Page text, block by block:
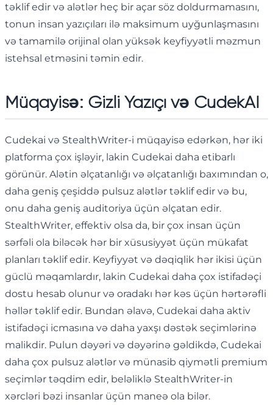
təklif edir və alətlər heç bir açar söz doldurmamasını,
tonun insan yazıçıları ilə maksimum uyğunlaşmasını
və tamamilə orijinal olan yüksək keyfiyyətli məzmun
istehsal etməsini təmin edir.
Müqayisə: Gizli Yazıçı və CudekAI
Cudekai və StealthWriter-i müqayisə edərkən, hər iki
platforma çox işləyir, lakin Cudekai daha etibarlı
görünür. Alətin əlçatanlığı və əlçatanlığı baxımından o,
daha geniş çeşiddə pulsuz alətlər təklif edir və bu,
onu daha geniş auditoriya üçün əlçatan edir.
StealthWriter, effektiv olsa da, bir çox insan üçün
sərfəli ola biləcək hər bir xüsusiyyət üçün mükafat
planları təklif edir. Keyfiyyət və dəqiqlik hər ikisi üçün
güclü məqamlardır, lakin Cudekai daha çox istifadəçi
dostu hesab olunur və oradakı hər kəs üçün hərtərəfli
həllər təklif edir. Bundan əlavə, Cudekai daha aktiv
istifadəçi icmasına və daha yaxşı dəstək seçimlərinə
malikdir. Pulun dəyəri və dəyərinə gəldikdə, Cudekai
daha çox pulsuz alətlər və münasib qiymətli premium
seçimlər təqdim edir, beləliklə StealthWriter-in
xərcləri bəzi insanlar üçün maneə ola bilər.